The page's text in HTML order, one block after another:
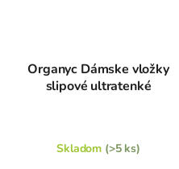
Organyc Dámske vložky
slipové ultratenké
Skladom (>5 ks)